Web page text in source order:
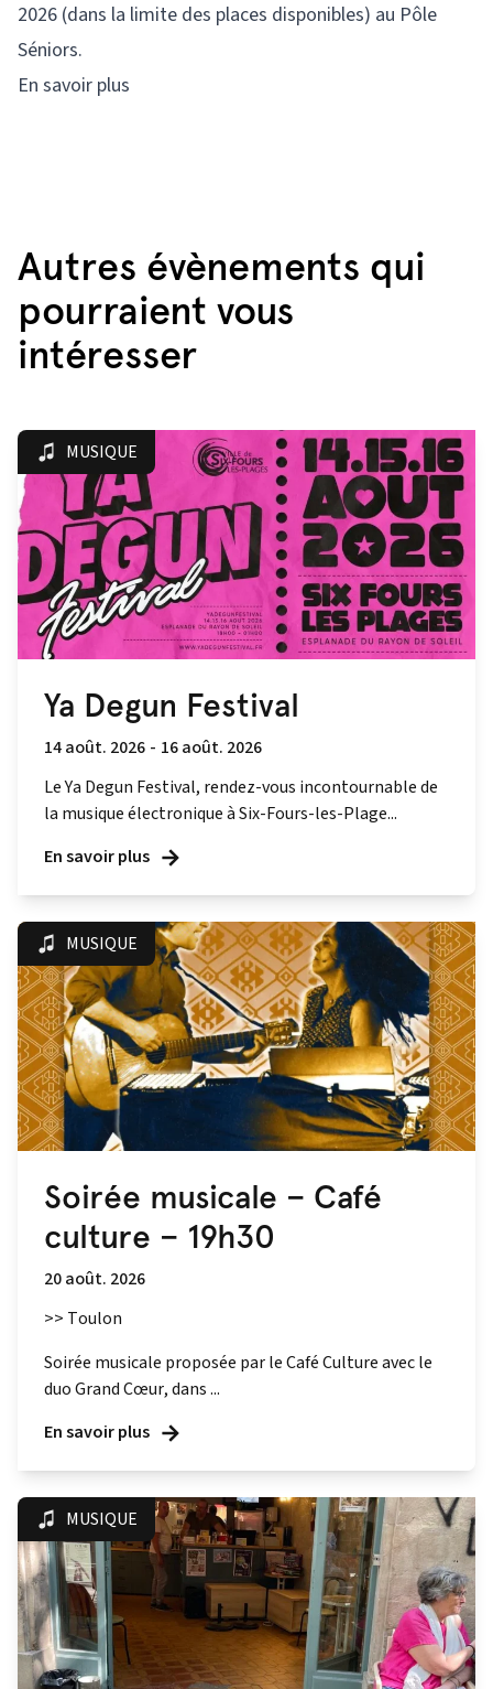
2026 (dans la limite des places disponibles) au Pôle
Séniors.
En savoir plus
Autres évènements qui
pourraient vous
intéresser
MUSIQUE
Ya Degun Festival
14 août. 2026 - 16 août. 2026
Le Ya Degun Festival, rendez-vous incontournable de
la musique électronique à Six-Fours-les-Plage...
En savoir plus
MUSIQUE
Soirée musicale – Café
culture – 19h30
20 août. 2026
>> Toulon
Soirée musicale proposée par le Café Culture avec le
duo Grand Cœur, dans ...
En savoir plus
MUSIQUE